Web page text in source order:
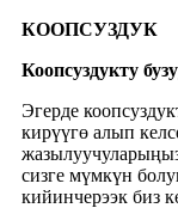
КООПСУЗДУК
Коопсуздукту
Эгерде
кирүүгө алып
сизге мүмкүн
кийинчерээк биз